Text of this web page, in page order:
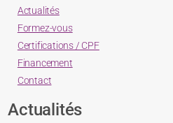
Actualités
Formez-vous
Certifications / CPF
Financement
Contact
Actualités